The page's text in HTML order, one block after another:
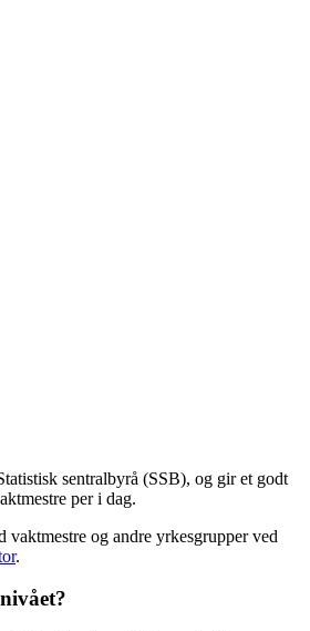
sentralbyrå (SSB), og gir et godt
per i dag.
vaktmestre og andre yrkesgrupper ved
.